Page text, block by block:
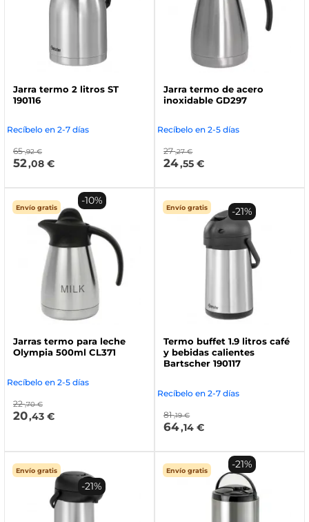
Jarra termo 2 litros ST
190116
Recíbelo en 2-7 días
65 ,92 €
52,08 €
Jarra termo de acero
inoxidable GD297
Recíbelo en 2-5 días
27 ,27 €
24,55 €
Envío gratis
Jarras termo para leche
Olympia 500ml CL371
Recíbelo en 2-5 días
22 ,70 €
20,43 €
-10%
Envío gratis
Termo buffet 1.9 litros café
y bebidas calientes
Bartscher 190117
Recíbelo en 2-7 días
81 ,19 €
64,14 €
-21%
Envío gratis
-21%
Envío gratis
-21%